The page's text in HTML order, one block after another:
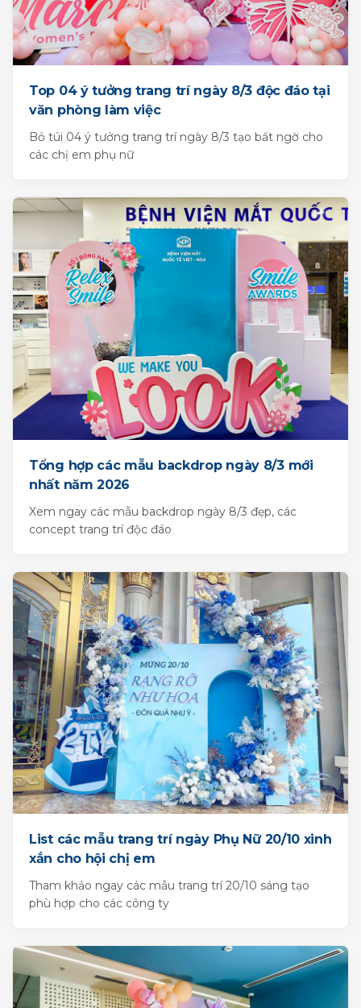
Top 04 ý tưởng trang trí ngày 8/3 độc đáo tại
văn phòng làm việc
Bỏ túi 04 ý tưởng trang trí ngày 8/3 tạo bất ngờ cho
các chị em phụ nữ
Tổng hợp các mẫu backdrop ngày 8/3 mới
nhất năm 2026
Xem ngay các mẫu backdrop ngày 8/3 đẹp, các
concept trang trí độc đáo
List các mẫu trang trí ngày Phụ Nữ 20/10 xinh
xắn cho hội chị em
Tham khảo ngay các mẫu trang trí 20/10 sáng tạo
phù hợp cho các công ty